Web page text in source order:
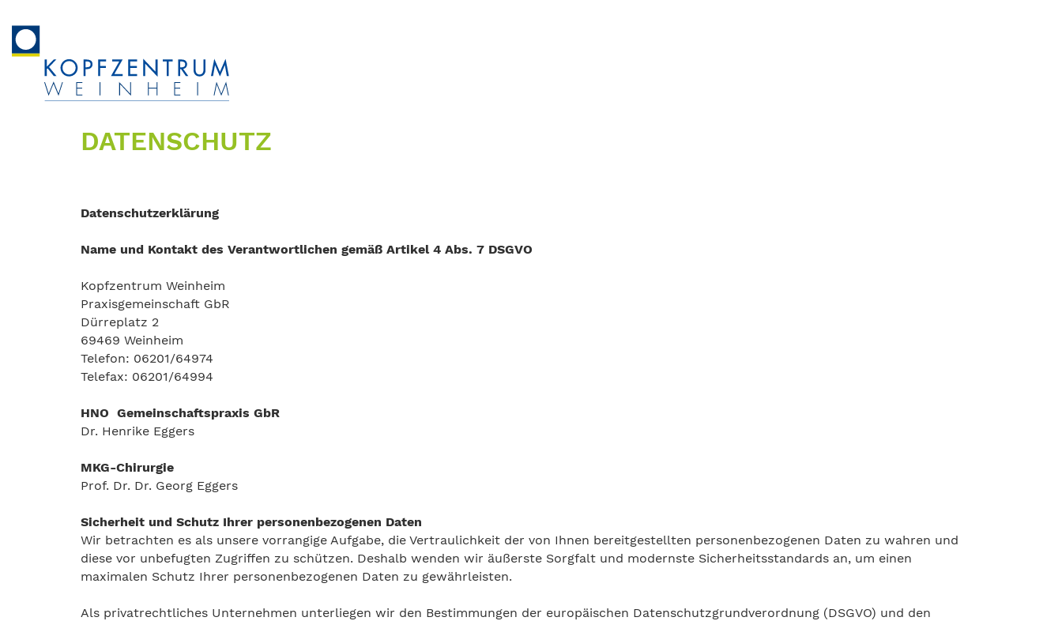
DATENSCHUTZ
Datenschutzerklärung
Name und Kontakt des Verantwortlichen gemäß Artikel 4 Abs. 7 DSGVO
Kopfzentrum Weinheim
Praxisgemeinschaft GbR
Dürreplatz 2
69469 Weinheim
Telefon: 06201/64974
Telefax: 06201/64994
HNO Gemeinschaftspraxis GbR
Dr. Henrike Eggers
MKG-Chirurgie
Prof. Dr. Dr. Georg Eggers
Sicherheit und Schutz Ihrer personenbezogenen Daten
Wir betrachten es als unsere vorrangige Aufgabe, die Vertraulichkeit der von Ihnen bereitgestellten personenbezogenen Daten zu wahren und
diese vor unbefugten Zugriffen zu schützen. Deshalb wenden wir äußerste Sorgfalt und modernste Sicherheitsstandards an, um einen
maximalen Schutz Ihrer personenbezogenen Daten zu gewährleisten.
Als privatrechtliches Unternehmen unterliegen wir den Bestimmungen der europäischen Datenschutzgrundverordnung (DSGVO) und den